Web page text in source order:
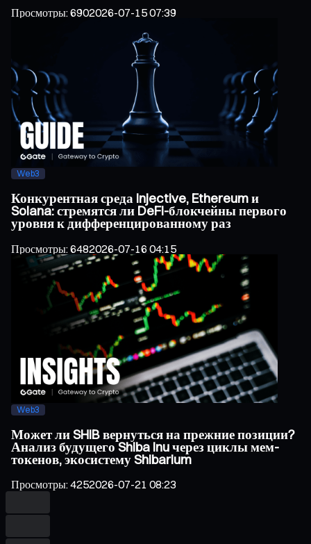
Просмотры:6902026-07-15 07:39
Web3
Конкурентная среда Injective, Ethereum и
Solana: стремятся ли DeFi-блокчейны первого
уровня к дифференцированному раз
Просмотры:6482026-07-16 04:15
Web3
Может ли SHIB вернуться на прежние позиции?
Анализ будущего Shiba Inu через циклы мем-
токенов, экосистему Shibarium
Просмотры:4252026-07-21 08:23